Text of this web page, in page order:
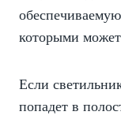
которыми может
Если
попадет в